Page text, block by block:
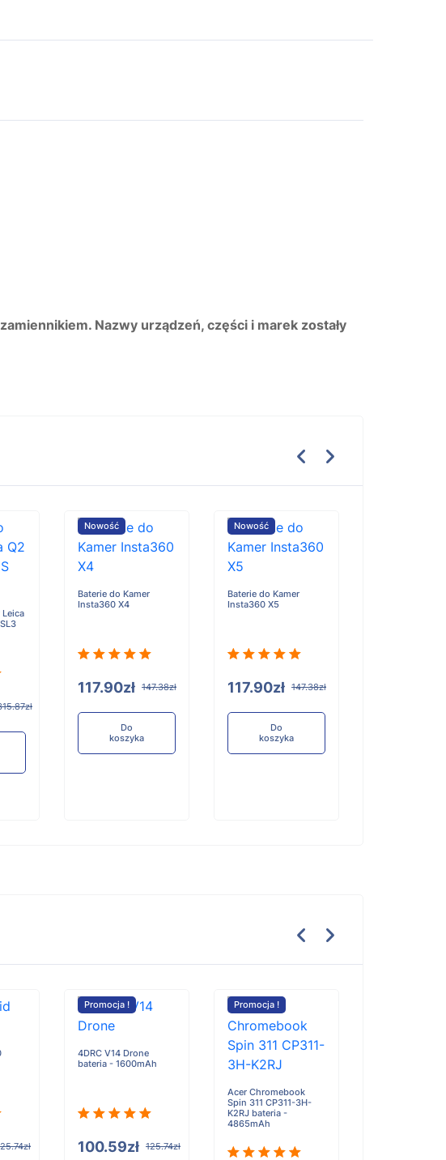
Nazwy urządzeń, części i marek zostały
Leica
Nowość
Baterie do Kamer
Insta360 X4
117.90zł 147.38zł
Do
koszyka
Nowość
Baterie do Kamer
Insta360 X5
117.90zł 147.38zł
Do
koszyka
Promocja !
4DRC V14 Drone
bateria - 1600mAh
100.59zł 125.74zł
Promocja !
Acer Chromebook
Spin 311 CP311-3H-
K2RJ bateria -
4865mAh